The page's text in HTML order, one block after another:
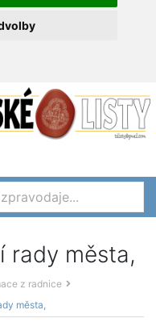
rady města,
z radnice
města,